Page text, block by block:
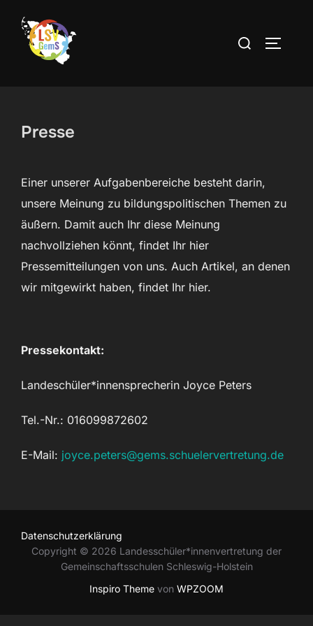
Inhalt
springen
Suchen
Presse
Einer unserer Aufgabenbereiche besteht darin,
unsere Meinung zu bildungspolitischen Themen zu
äußern. Damit auch Ihr diese Meinung
nachvollziehen könnt, findet Ihr hier
Pressemitteilungen von uns. Auch Artikel, an denen
wir mitgewirkt haben, findet Ihr hier.
Pressekontakt:
Landeschüler*innensprecherin Joyce Peters
Tel.-Nr.: 016099872602
E-Mail: joyce.peters@gems.schuelervertretung.de
Datenschutzerklärung
Copyright © 2026 Landesschüler*innenvertretung der
Gemeinschaftsschulen Schleswig-Holstein
Inspiro Theme von WPZOOM